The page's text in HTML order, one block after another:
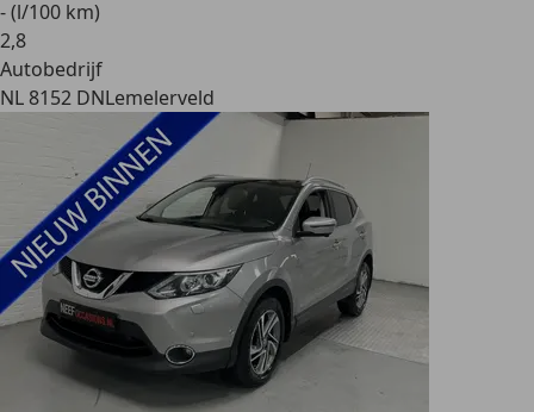
- (l/100 km)
2,8
Autobedrijf
NL 8152 DNLemelerveld